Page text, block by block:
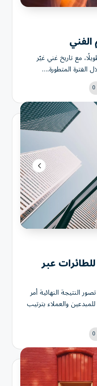
مع تاريخ غني غيّر
الفترة المتطورة.…
0
عبر
النتيجة النهائية أمر
والعملاء بترتيب
0